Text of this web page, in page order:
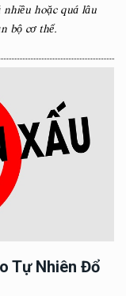
hoặc quá lâu
bộ cơ thể.
Tự Nhiên Đổ